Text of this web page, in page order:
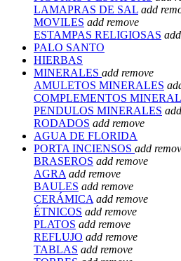
LAMAPRAS DE SAL add
MOVILES add remove
ESTAMPAS RELIGIOSAS add
PALO SANTO
HIERBAS
MINERALES add remove
AMULETOS MINERALES
COMPLEMENTOS
PENDULOS MINERALES add
RODADOS add remove
AGUA DE FLORIDA
PORTA INCIENSOS add
BRASEROS add remove
AGRA add remove
BAULES add remove
CERÁMICA add remove
ÉTNICOS add remove
PLATOS add remove
REFLUJO add remove
TABLAS add remove